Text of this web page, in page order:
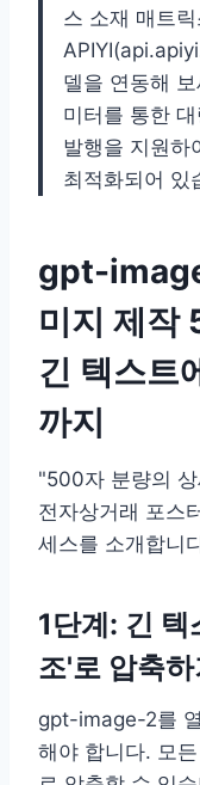
스 소재 매트
델을 연동해
미터를 통한
발행을 지원하
최적화되어 있
gpt-
미지 제작
긴 텍스트
까지
"500자 분량의
전자상거래 포스
세스를 소개합니
1단계: 긴
조'로 압축하
gpt-image-2를
해야 합니다. 모